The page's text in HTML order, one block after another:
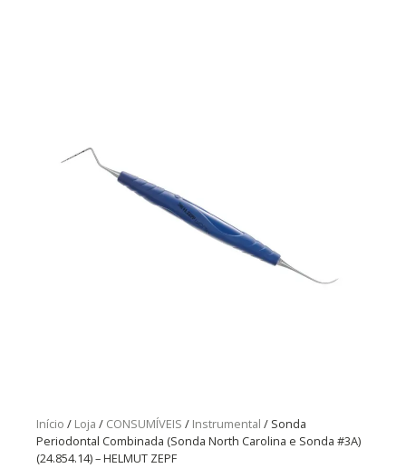
Início / Loja / CONSUMÍVEIS / Instrumental / Sonda
Periodontal Combinada (Sonda North Carolina e Sonda #3A)
(24.854.14) – HELMUT ZEPF